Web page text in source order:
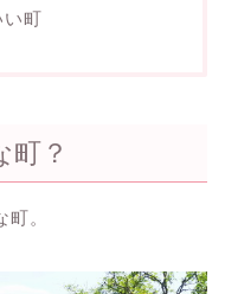
町
町？
。